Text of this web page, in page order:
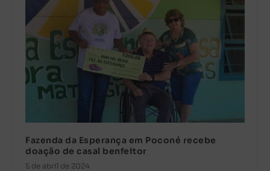
Fazenda da Esperança em Poconé recebe
doação de casal benfeitor
5 de abril de 2024